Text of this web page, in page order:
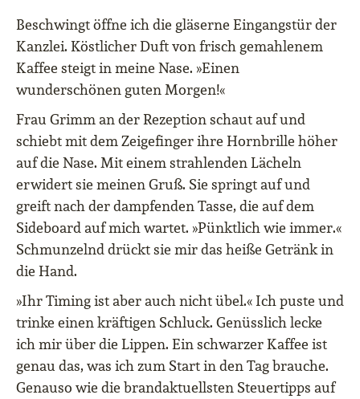
Beschwingt öffne ich die gläserne Eingangstür der
Kanzlei. Köstlicher Duft von frisch gemahlenem
Kaffee steigt in meine Nase. »Einen
wunderschönen guten Morgen!«
Frau Grimm an der Rezeption schaut auf und
schiebt mit dem Zeigefinger ihre Hornbrille höher
auf die Nase. Mit einem strahlenden Lächeln
erwidert sie meinen Gruß. Sie springt auf und
greift nach der dampfenden Tasse, die auf dem
Sideboard auf mich wartet. »Pünktlich wie immer.«
Schmunzelnd drückt sie mir das heiße Getränk in
die Hand.
»Ihr Timing ist aber auch nicht übel.« Ich puste und
trinke einen kräftigen Schluck. Genüsslich lecke
ich mir über die Lippen. Ein schwarzer Kaffee ist
genau das, was ich zum Start in den Tag brauche.
Genauso wie die brandaktuellsten Steuertipps auf